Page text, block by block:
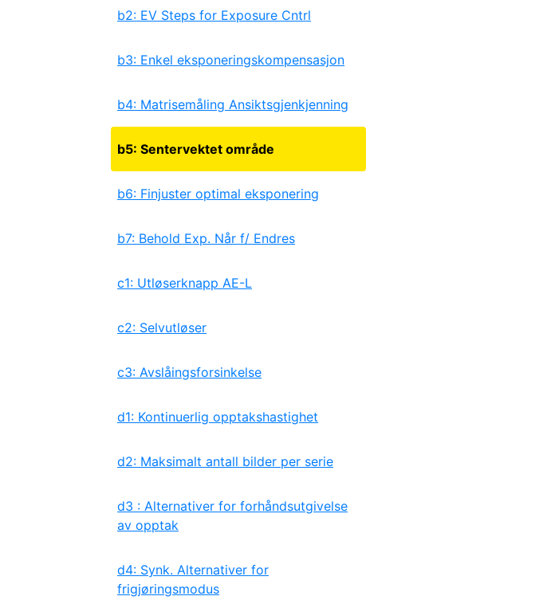
b2: EV Steps for Exposure Cntrl
b3: Enkel eksponeringskompensasjon
b4: Matrisemåling Ansiktsgjenkjenning
b5: Sentervektet område
b6: Finjuster optimal eksponering
b7: Behold Exp. Når f/ Endres
c1: Utløserknapp AE-L
c2: Selvutløser
c3: Avslåingsforsinkelse
d1: Kontinuerlig opptakshastighet
d2: Maksimalt antall bilder per serie
d3 : Alternativer for forhåndsutgivelse
av opptak
d4: Synk. Alternativer for
frigjøringsmodus